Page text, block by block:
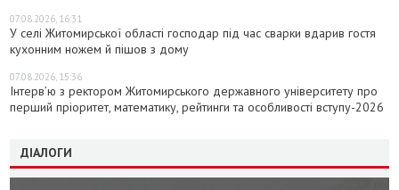
07.08.2026, 16:31
У селі Житомирської області господар під час сварки вдарив гостя
кухонним ножем й пішов з дому
07.08.2026, 15:36
Інтерв’ю з ректором Житомирського державного університету про
перший пріоритет, математику, рейтинги та особливості вступу-2026
ДІАЛОГИ